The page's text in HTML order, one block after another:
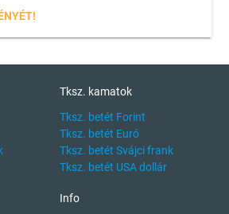
Tksz. kamatok
Tksz. betét Forint
Tksz. betét Euró
Tksz. betét Svájci frank
Tksz. betét USA dollár
Info